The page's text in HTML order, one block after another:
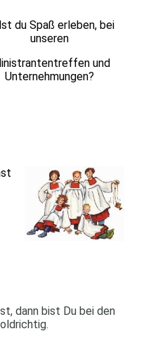
du Spaß erleben, bei
unseren
und
Unternehmungen?
dann bist Du bei den